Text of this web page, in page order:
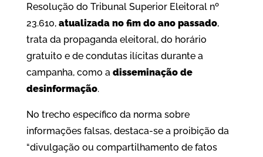
Resolução do Tribunal Superior Eleitoral nº
23.610, atualizada no fim do ano passado,
trata da propaganda eleitoral, do horário
gratuito e de condutas ilícitas durante a
campanha, como a disseminação de
desinformação.
No trecho específico da norma sobre
informações falsas, destaca-se a proibição da
“divulgação ou compartilhamento de fatos